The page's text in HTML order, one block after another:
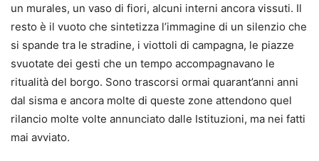
un murales, un vaso di fiori, alcuni interni ancora vissuti. Il
resto è il vuoto che sintetizza l’immagine di un silenzio che
si spande tra le stradine, i viottoli di campagna, le piazze
svuotate dei gesti che un tempo accompagnavano le
ritualità del borgo. Sono trascorsi ormai quarant’anni anni
dal sisma e ancora molte di queste zone attendono quel
rilancio molte volte annunciato dalle Istituzioni, ma nei fatti
mai avviato.